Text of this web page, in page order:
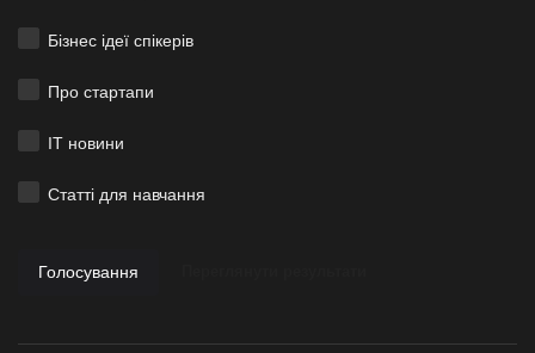
Бізнес ідеї спікерів
Про стартапи
ІТ новини
Статті для навчання
Голосування